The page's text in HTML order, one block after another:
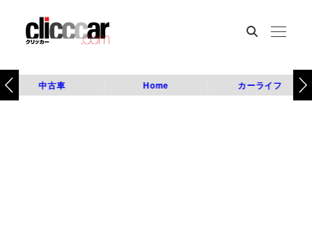
中古車 Home カーライフ